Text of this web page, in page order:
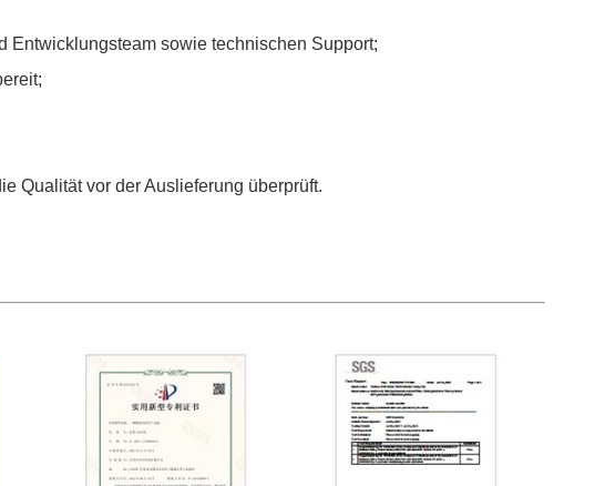
Entwicklungsteam sowie technischen Support;
Qualität vor der Auslieferung überprüft.